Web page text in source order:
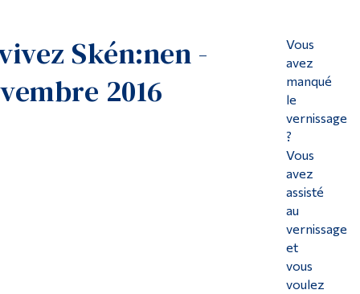
Skén:nen -
2016
Vous
avez
manqué
le
vernissage
?
Vous
avez
assisté
au
vernissage
et
vous
voulez
Liens
Menu principal
Programmes